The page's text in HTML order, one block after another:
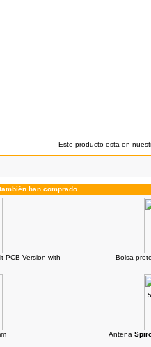
Este producto esta en
han comprado
PCB Version with
Bolsa
Antena